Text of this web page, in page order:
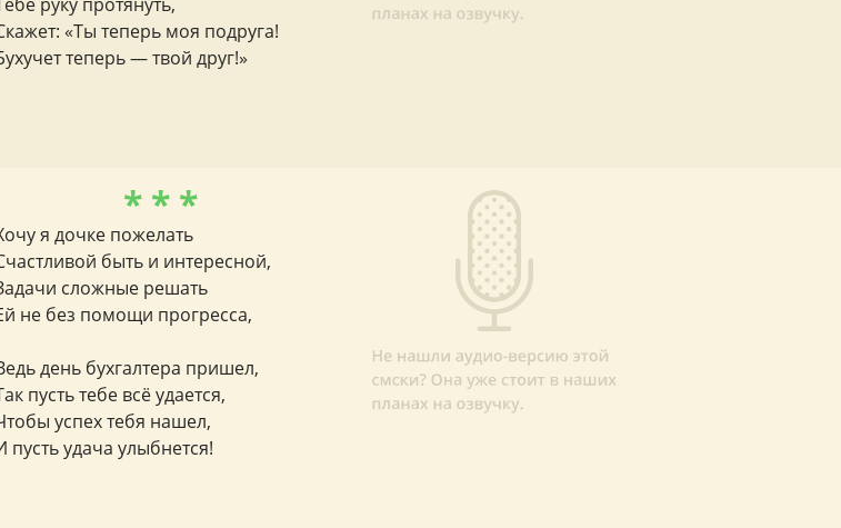
«Ты теперь моя подруга!
теперь — твой друг!»
* * *
я дочке пожелать
быть и интересной,
сложные решать
не без помощи прогресса,
день бухгалтера пришел,
пусть тебе всё удается,
успех тебя нашел,
пусть удача улыбнется!